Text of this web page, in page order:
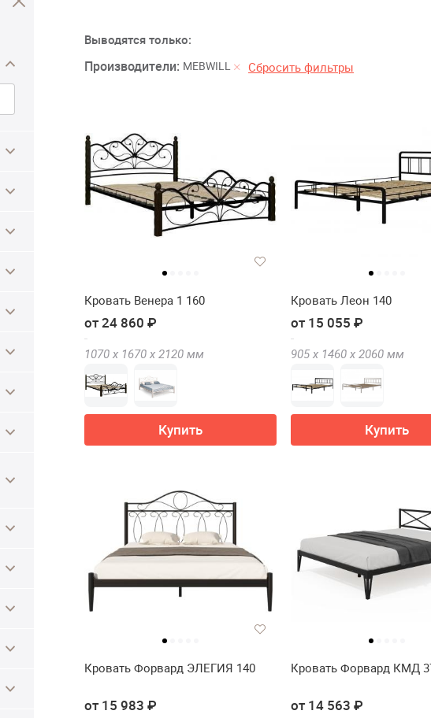
Выводятся только:
Производители: MEBWILL Сбросить фильтры
Кровать Венера 1 160
от 24 860 ₽
1070 х 1670 х 2120 мм
Купить
Кровать Леон 140
от 15 055 ₽
905 х 1460 х 2060 мм
Купить
Кровать Форвард ЭЛЕГИЯ 140
от 15 983 ₽
Кровать Форвард КМД
от 14 563 ₽